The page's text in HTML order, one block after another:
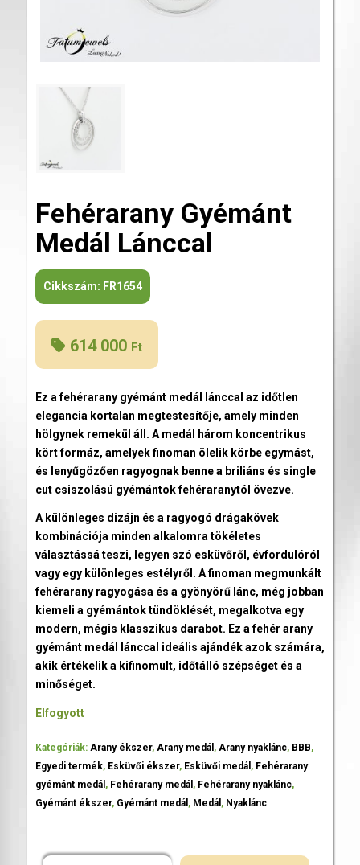
Fehérarany Gyémánt
Medál Lánccal
Cikkszám: FR1654
614 000 Ft
Ez a fehérarany gyémánt medál lánccal az időtlen
elegancia kortalan megtestesítője, amely minden
hölgynek remekül áll. A medál három koncentrikus
kört formáz, amelyek finoman ölelik körbe egymást,
és lenyűgözően ragyognak benne a briliáns és single
cut csiszolású gyémántok fehéraranytól övezve.
A különleges dizájn és a ragyogó drágakövek
kombinációja minden alkalomra tökéletes
választássá teszi, legyen szó esküvőről, évfordulóról
vagy egy különleges estélyről. A finoman megmunkált
fehérarany ragyogása és a gyönyörű lánc, még jobban
kiemeli a gyémántok tündöklését, megalkotva egy
modern, mégis klasszikus darabot. Ez a fehér arany
gyémánt medál lánccal ideális ajándék azok számára,
akik értékelik a kifinomult, időtálló szépséget és a
minőséget.
Elfogyott
Kategóriák: Arany ékszer, Arany medál , Arany nyaklánc, BBB,
Egyedi termék, Esküvői ékszer, Esküvői medál , Fehérarany
gyémánt medál , Fehérarany medál , Fehérarany nyaklánc,
Gyémánt ékszer, Gyémánt medál , Medál , Nyaklánc